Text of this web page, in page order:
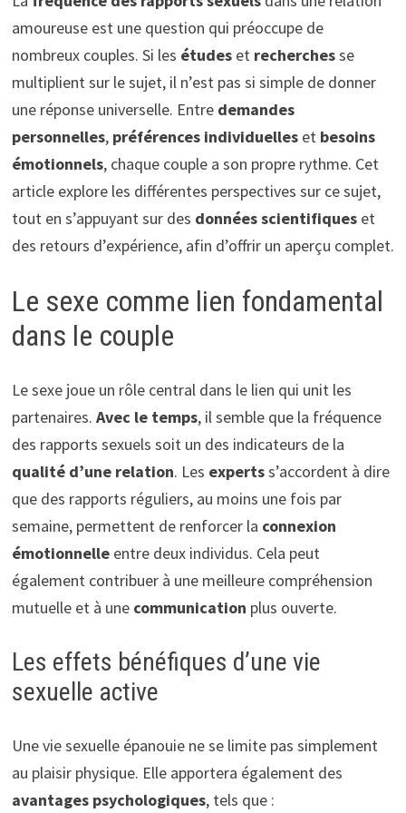
amoureuse est une question qui préoccupe de
nombreux couples. Si les étudeset recherchesse
multiplient sur le sujet, il n’est pas si simple de donner
une réponse universelle. Entre demandes
personnelles, préférences individuelleset besoins
émotionnels, chaque couple a son propre rythme. Cet
article explore les différentes perspectives sur ce sujet,
tout en s’appuyant sur des données scientifiqueset
des retours d’expérience, afin d’offrir un aperçu complet.
Le sexe comme lien fondamental
dans le couple
Le sexe joue un rôle central dans le lien qui unit les
partenaires. Avec le temps, il semble que la fréquence
des rapports sexuels soit un des indicateurs de la
qualité d’une relation. Les expertss’accordent à dire
que des rapports réguliers, au moins une fois par
semaine, permettent de renforcer la connexion
émotionnelleentre deux individus. Cela peut
également contribuer à une meilleure compréhension
mutuelle et à une communication plus ouverte.
Les effets bénéfiques d’une vie
sexuelle active
Une vie sexuelle épanouie ne se limite pas simplement
au plaisir physique. Elle apportera également des
avantages psychologiques, tels que :